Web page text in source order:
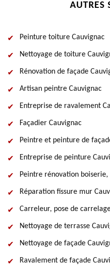
AUTRES
Peinture toiture Cauvignac
Nettoyage de toiture
Rénovation de façade
Artisan peintre Cauvignac
Entreprise de ravalement
Façadier Cauvignac
Peintre et peinture de
Entreprise de peinture
Peintre rénovation boiserie,
Réparation fissure mur
Carreleur, pose de
Nettoyage de terrasse
Nettoyage de façade
Ravalement de façade